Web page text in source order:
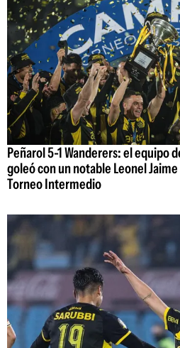
Peñarol 5-1 Wanderers: el equipo
goleó con un notable Leonel
Torneo Intermedio